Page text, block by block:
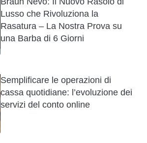
Lusso che Rivoluziona la
Rasatura – La Nostra Prova su
una Barba di 6 Giorni
Semplificare le operazioni di
cassa quotidiane: l’evoluzione dei
servizi del conto online